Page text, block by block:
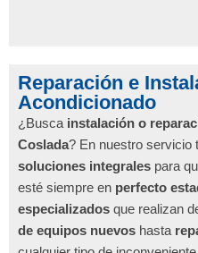
Reparación e
Acondicionado
¿Busca instalación o
Coslada? En nuestro servicio
soluciones integrales para
esté siempre en perfecto
especializados que realizan
de equipos nuevos hasta